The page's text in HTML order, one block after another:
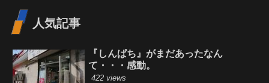
人気記事
『しんぱち』がまだあったなん
て・・・感動。
422 views